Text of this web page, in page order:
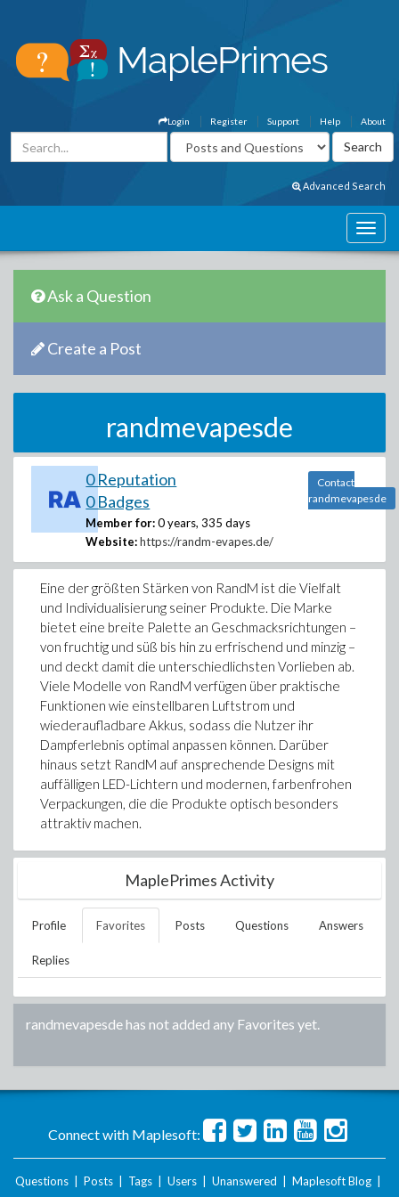
About
Help
Support
Register
Login
Advanced Search
Ask a Question
Create a Post
randmevapesde
0 Reputation
0 Badges
Member for: 0 years, 335 days
Website: https://randm-evapes.de/
Contact
randmevapesde
Eine der größten Stärken von RandM ist die Vielfalt
und Individualisierung seiner Produkte. Die Marke
bietet eine breite Palette an Geschmacksrichtungen –
von fruchtig und süß bis hin zu erfrischend und minzig –
und deckt damit die unterschiedlichsten Vorlieben ab.
Viele Modelle von RandM verfügen über praktische
Funktionen wie einstellbaren Luftstrom und
wiederaufladbare Akkus, sodass die Nutzer ihr
Dampferlebnis optimal anpassen können. Darüber
hinaus setzt RandM auf ansprechende Designs mit
auffälligen LED-Lichtern und modernen, farbenfrohen
Verpackungen, die die Produkte optisch besonders
attraktiv machen.
MaplePrimes Activity
Profile Favorites Posts Questions Answers
Replies
randmevapesdehas not added any Favorites yet.
Connect with Maplesoft:
Questions Posts Tags Users Unanswered Maplesoft Blog